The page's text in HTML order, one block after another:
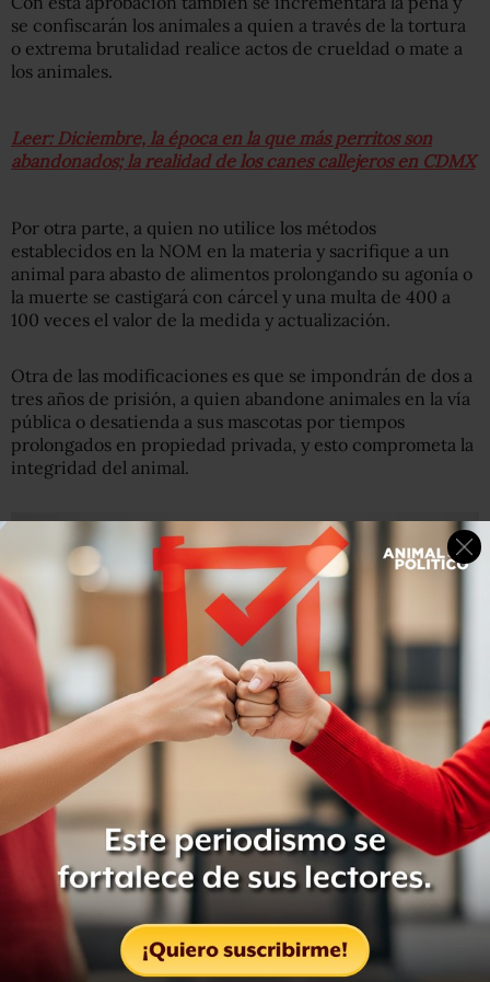
se confiscarán los animales a quien a través de la tortura
o extrema brutalidad realice actos de crueldad o mate a
los animales.
Leer: Diciembre, la época en la que más perritos son
abandonados; la realidad de los canes callejeros en CDMX
Por otra parte, a quien no utilice los métodos
establecidos en la NOM en la materia y sacrifique a un
animal para abasto de alimentos prolongando su agonía o
la muerte se castigará con cárcel y una multa de 400 a
100 veces el valor de la medida y actualización.
Otra de las modificaciones es que se impondrán de dos a
tres años de prisión, a quien abandone animales en la vía
pública o desatienda a sus mascotas por tiempos
prolongados en propiedad privada, y esto comprometa la
integridad del animal.
La iniciativa aprobada considera como acto de maltrato y
crueldad: omitir el brindar la atención médica
veterinaria; provocar o inducir a los animales para que se
ataquen entre ellos o a las personas; privar de aire, luz,
alimento, agua, abrigo o espacio acorde a su especie, que
pueda o cause daño al animal, entre otras.